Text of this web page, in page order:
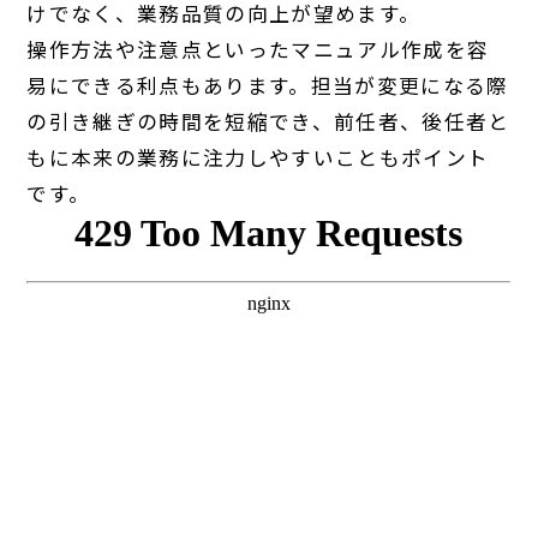
けでなく、業務品質の向上が望めます。
操作方法や注意点といったマニュアル作成を容
易にできる利点もあります。担当が変更になる際
の引き継ぎの時間を短縮でき、前任者、後任者と
もに本来の業務に注力しやすいこともポイント
です。